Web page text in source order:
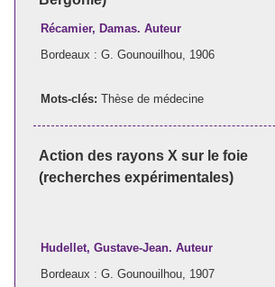
Récamier, Damas. Auteur
Bordeaux : G. Gounouilhou, 1906
Mots-clés: Thèse de médecine
Action des rayons X sur le foie
(recherches expérimentales)
Hudellet, Gustave-Jean. Auteur
Bordeaux : G. Gounouilhou, 1907